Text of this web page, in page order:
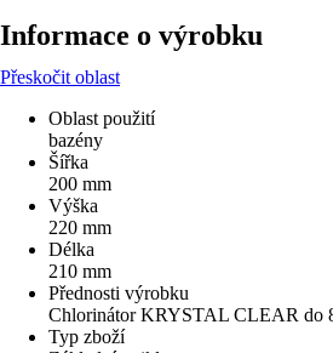
Informace o výrobku
Přeskočit oblast
Oblast použití
bazény
Šířka
200 mm
Výška
220 mm
Délka
210 mm
Přednosti výrobku
Chlorinátor KRYSTAL CLEAR do
Typ zboží